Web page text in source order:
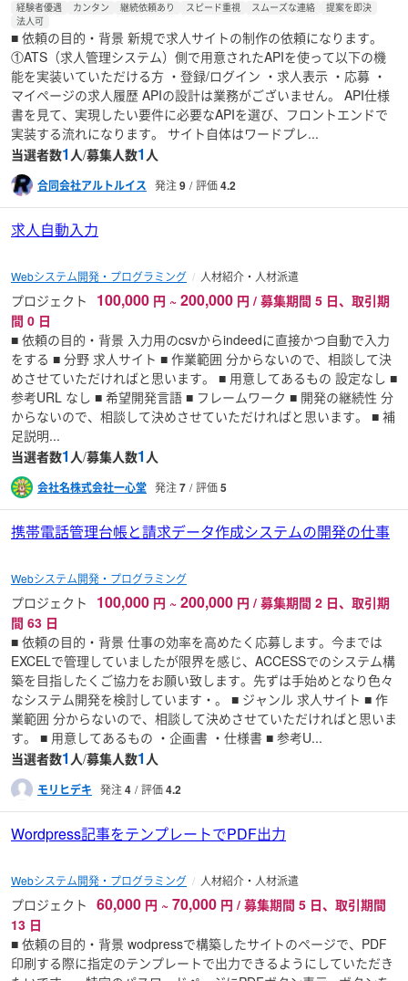
経験者優遇 カンタン 継続依頼あり スピード重視 スムーズな連絡
提案を即決
法人可
■ 依頼の目的・背景 新規で求人サイトの制作の依頼になります。
①ATS（求人管理システム）側で用意されたAPIを使って以下の機
能を実装いていただける方 ・登録/ログイン ・求人表示 ・応募 ・
マイページの求人履歴 APIの設計は業務がございません。 API仕様
書を見て、実現したい要件に必要なAPIを選び、フロントエンドで
実装する流れになります。 サイト自体はワードプレ...
当選者数1 人/募集人数1 人
合同会社アルトルイス 発注9 評価4.2
求人自動入力
Webシステム開発・プログラミング 人材紹介・人材派遣
プロジェクト 100,000 円 ~ 200,000 円 / 募集期間 5 日、取引期
間 0 日
■ 依頼の目的・背景 入力用のcsvからindeedに直接かつ自動で入力
をする ■ 分野 求人サイト ■ 作業範囲 分からないので、相談して決
めさせていただければと思います。 ■ 用意してあるもの 設定なし ■
参考URL なし ■ 希望開発言語 ■ フレームワーク ■ 開発の継続性 分
からないので、相談して決めさせていただければと思います。 ■ 補
足説明...
当選者数1 人/募集人数1 人
会社名株式会社一心堂 発注7 評価5
携帯電話管理台帳と請求データ作成システムの開発の仕事
Webシステム開発・プログラミング
プロジェクト 100,000 円 ~ 200,000 円 / 募集期間 2 日、取引期
間 63 日
■ 依頼の目的・背景 仕事の効率を高めたく応募します。今までは
EXCELで管理していましたが限界を感じ、ACCESSでのシステム構
築を目指したくご協力をお願い致します。先ずは手始めとなり色々
なシステム開発を検討しています・。 ■ ジャンル 求人サイト ■ 作
業範囲 分からないので、相談して決めさせていただければと思いま
す。 ■ 用意してあるもの ・企画書 ・仕様書 ■ 参考U...
当選者数1 人/募集人数1 人
モリヒデキ 発注4 評価4.2
Wordpress記事をテンプレートでPDF出力
Webシステム開発・プログラミング 人材紹介・人材派遣
プロジェクト 60,000 円 ~ 70,000 円 / 募集期間 5 日、取引期間
13 日
■ 依頼の目的・背景 wodpressで構築したサイトのページで、PDF
印刷する際に指定のテンプレートで出力できるようにしていただき